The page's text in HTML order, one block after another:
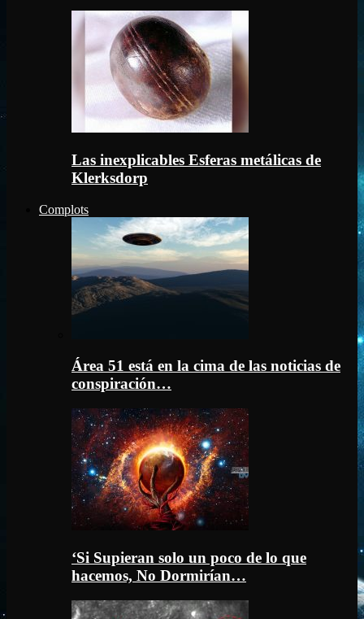
Las inexplicables Esferas metálicas de
Klerksdorp
Complots
Área 51 está en la cima de las noticias de
conspiración…
‘Si Supieran solo un poco de lo que
hacemos, No Dormirían…